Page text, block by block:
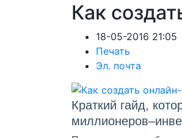
Как
18-05-2016 21:05
Печать
Эл. почта
Краткий гайд,